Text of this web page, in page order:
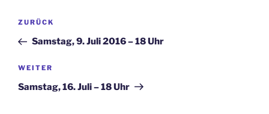
Beitragsnavigation
Vorheriger
Beitrag
ZURÜCK
Samstag, 9. Juli 2016 – 18 Uhr
Nächster
Beitrag
WEITER
Samstag, 16. Juli – 18 Uhr